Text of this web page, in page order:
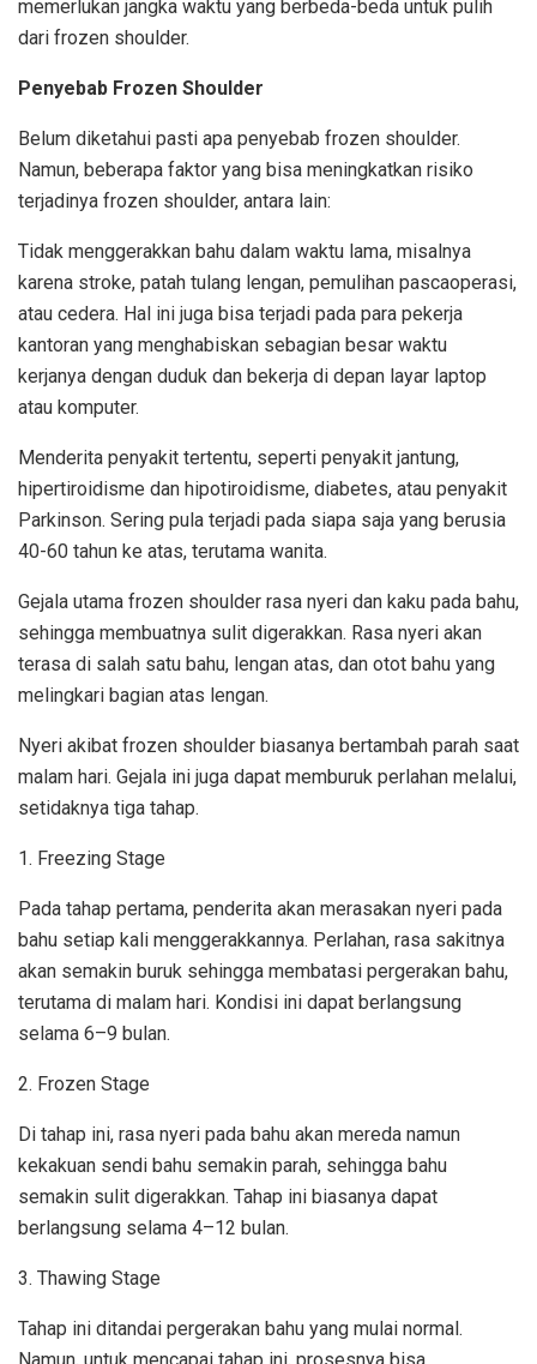
memerlukan jangka waktu yang berbeda-beda untuk pulih
dari frozen shoulder.
Penyebab Frozen Shoulder
Belum diketahui pasti apa penyebab frozen shoulder.
Namun, beberapa faktor yang bisa meningkatkan risiko
terjadinya frozen shoulder, antara lain:
Tidak menggerakkan bahu dalam waktu lama, misalnya
karena stroke, patah tulang lengan, pemulihan pascaoperasi,
atau cedera. Hal ini juga bisa terjadi pada para pekerja
kantoran yang menghabiskan sebagian besar waktu
kerjanya dengan duduk dan bekerja di depan layar laptop
atau komputer.
Menderita penyakit tertentu, seperti penyakit jantung,
hipertiroidisme dan hipotiroidisme, diabetes, atau penyakit
Parkinson. Sering pula terjadi pada siapa saja yang berusia
40-60 tahun ke atas, terutama wanita.
Gejala utama frozen shoulder rasa nyeri dan kaku pada bahu,
sehingga membuatnya sulit digerakkan. Rasa nyeri akan
terasa di salah satu bahu, lengan atas, dan otot bahu yang
melingkari bagian atas lengan.
Nyeri akibat frozen shoulder biasanya bertambah parah saat
malam hari. Gejala ini juga dapat memburuk perlahan melalui,
setidaknya tiga tahap.
1. Freezing Stage
Pada tahap pertama, penderita akan merasakan nyeri pada
bahu setiap kali menggerakkannya. Perlahan, rasa sakitnya
akan semakin buruk sehingga membatasi pergerakan bahu,
terutama di malam hari. Kondisi ini dapat berlangsung
selama 6–9 bulan.
2. Frozen Stage
Di tahap ini, rasa nyeri pada bahu akan mereda namun
kekakuan sendi bahu semakin parah, sehingga bahu
semakin sulit digerakkan. Tahap ini biasanya dapat
berlangsung selama 4–12 bulan.
3. Thawing Stage
Tahap ini ditandai pergerakan bahu yang mulai normal.